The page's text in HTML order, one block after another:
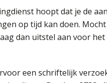
hoopt dat je de
op tijd kan doen.
dan uitstel aan voor het
een schriftelijk
Hoe behoud je
een krappe
Grip op uren per
MOCuitgevers
MOCuitgevers